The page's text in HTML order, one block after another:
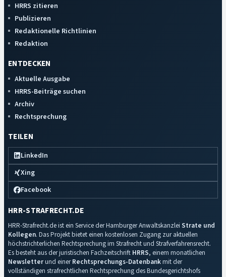
HRRS zitieren
Publizieren
Redaktionelle Richtlinien
Redaktion
ENTDECKEN
Aktuelle Ausgabe
HRRS-Beiträge suchen
Archiv
Rechtsprechung
TEILEN
LinkedIn
Xing
Facebook
HRR-STRAFRECHT.DE
HRR-Strafrecht.de ist ein Service der Hamburger Anwaltskanzlei Strate und
Kollegen. Das Projekt bietet einen kostenlosen Zugang zur aktuellen
höchstrichterlichen Rechtsprechung im Strafrecht und Strafverfahrensrecht.
Es besteht aus der juristischen Fachzeitschrift HRRS, einem monatlichen
Newsletterund einerRechtsprechungs-Datenbankmit der
vollständigen strafrechtlichen Rechtsprechung des Bundesgerichtshofs